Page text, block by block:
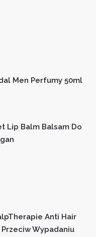
Men Perfumy 50ml
Lip Balm Balsam Do
Anti Hair
Wypadaniu